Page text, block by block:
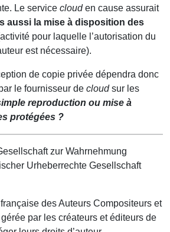
Le service clouden cause assurait
aussi la mise à disposition des
pour laquelle l’autorisation du
est nécessaire).
de copie privée dépendra donc
le fournisseur de cloudsur les
reproduction ou mise à
protégées ?
zur Wahrnehmung
Urheberrechte Gesellschaft
des Auteurs Compositeurs et
par les créateurs et éditeurs de